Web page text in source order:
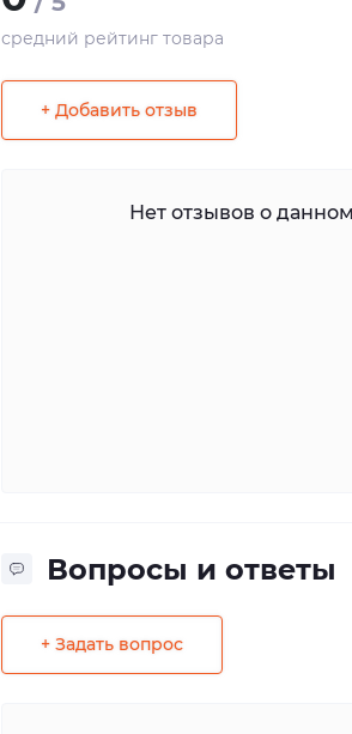
средний рейтинг товара
+ Добавить отзыв
Нет отзывов о
Вопросы и ответы
+ Задать вопрос